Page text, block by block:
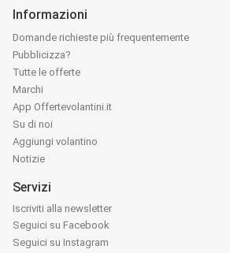
Informazioni
Domande richieste più frequentemente
Pubblicizza?
Tutte le offerte
Marchi
App Offertevolantini.it
Su di noi
Aggiungi volantino
Notizie
Servizi
Iscriviti alla newsletter
Seguici su Facebook
Seguici su Instagram